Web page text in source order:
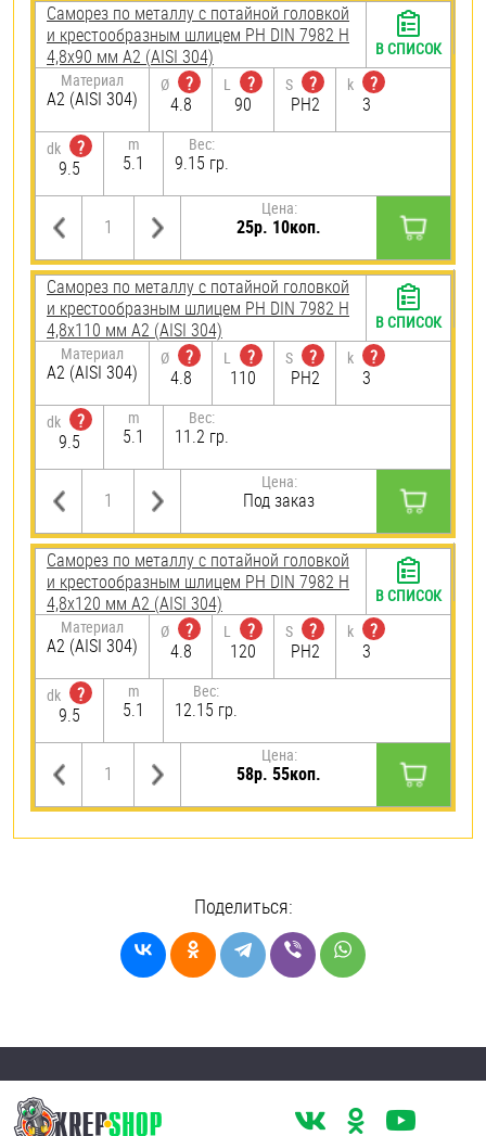
Саморез по металлу с потайной головкой
и крестообразным шлицем PH DIN 7982 H
4,8х90 мм А2 (AISI 304)
Материал
А2 (AISI 304)
Ø
?
4.8
L
?
90
S
?
PH2
k
?
3
dk
?
9.5
m
5.1
Вес:
9.15 гр.
Цена:
25р. 10коп.
В СПИСОК
Саморез по металлу с потайной головкой
и крестообразным шлицем PH DIN 7982 H
4,8х110 мм А2 (AISI 304)
Материал
А2 (AISI 304)
Ø
?
4.8
L
?
110
S
?
PH2
k
?
3
dk
?
9.5
m
5.1
Вес:
11.2 гр.
Цена:
Под заказ
В СПИСОК
Саморез по металлу с потайной головкой
и крестообразным шлицем PH DIN 7982 H
4,8х120 мм А2 (AISI 304)
Материал
А2 (AISI 304)
Ø
?
4.8
L
?
120
S
?
PH2
k
?
3
dk
?
9.5
m
5.1
Вес:
12.15 гр.
Цена:
58р. 55коп.
В СПИСОК
Поделиться: